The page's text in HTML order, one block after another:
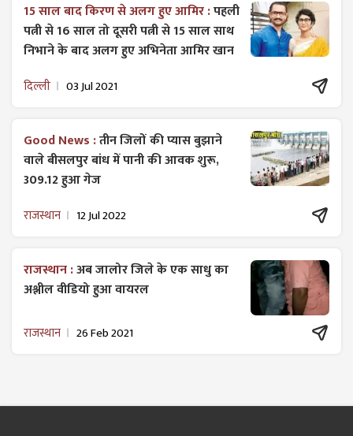
15 साल बाद किरण से अलग हुए आमिर :पहली
पत्नी से 16 साल तो दूसरी पत्नी से 15 साल साथ
निभाने के बाद अलग हुए अभिनेता आमिर खान
दिल्ली 03 Jul 2021
Good News :तीन जिलों की प्यास बुझाने
वाले बीसलपुर बांध में पानी की आवक शुरू,
309.12 हुआ गेज
राजस्थान 12 Jul 2022
राजस्थान :अब जालोर जिले के एक साधु का
अश्लील वीडियो हुआ वायरल
राजस्थान 26 Feb 2021